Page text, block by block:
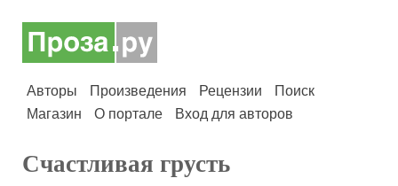
Авторы Произведения Рецензии
Поиск
Магазин
О портале Вход для авторов
Счастливая грусть